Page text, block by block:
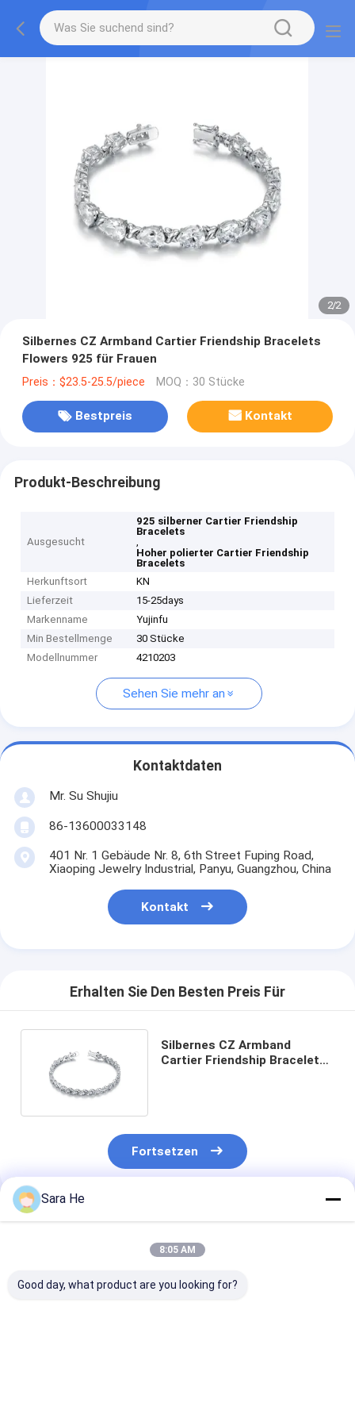
2/2
Silbernes CZ Armband Cartier Friendship Bracelets
Flowers 925 für Frauen
Preis：$23.5-25.5/piece MOQ：30 Stücke
Bestpreis Kontakt
Produkt-Beschreibung
Ausgesucht
925 silberner Cartier Friendship
Bracelets
,
Hoher polierter Cartier Friendship
Bracelets
Herkunftsort
KN
Lieferzeit
15-25days
Markenname
Yujinfu
Min Bestellmenge
30 Stücke
Modellnummer
4210203
Sehen Sie mehr an
Kontaktdaten
Mr. Su Shujiu
86-13600033148
401 Nr. 1 Gebäude Nr. 8, 6th Street Fuping Road,
Xiaoping Jewelry Industrial, Panyu, Guangzhou, China
Kontakt
Erhalten Sie Den Besten Preis Für
Silbernes CZ Armband
Cartier Friendship Bracelets
Fortsetzen
Empfohlene Produkte
Sara He
8:05 AM
Good day, what product are you looking for?